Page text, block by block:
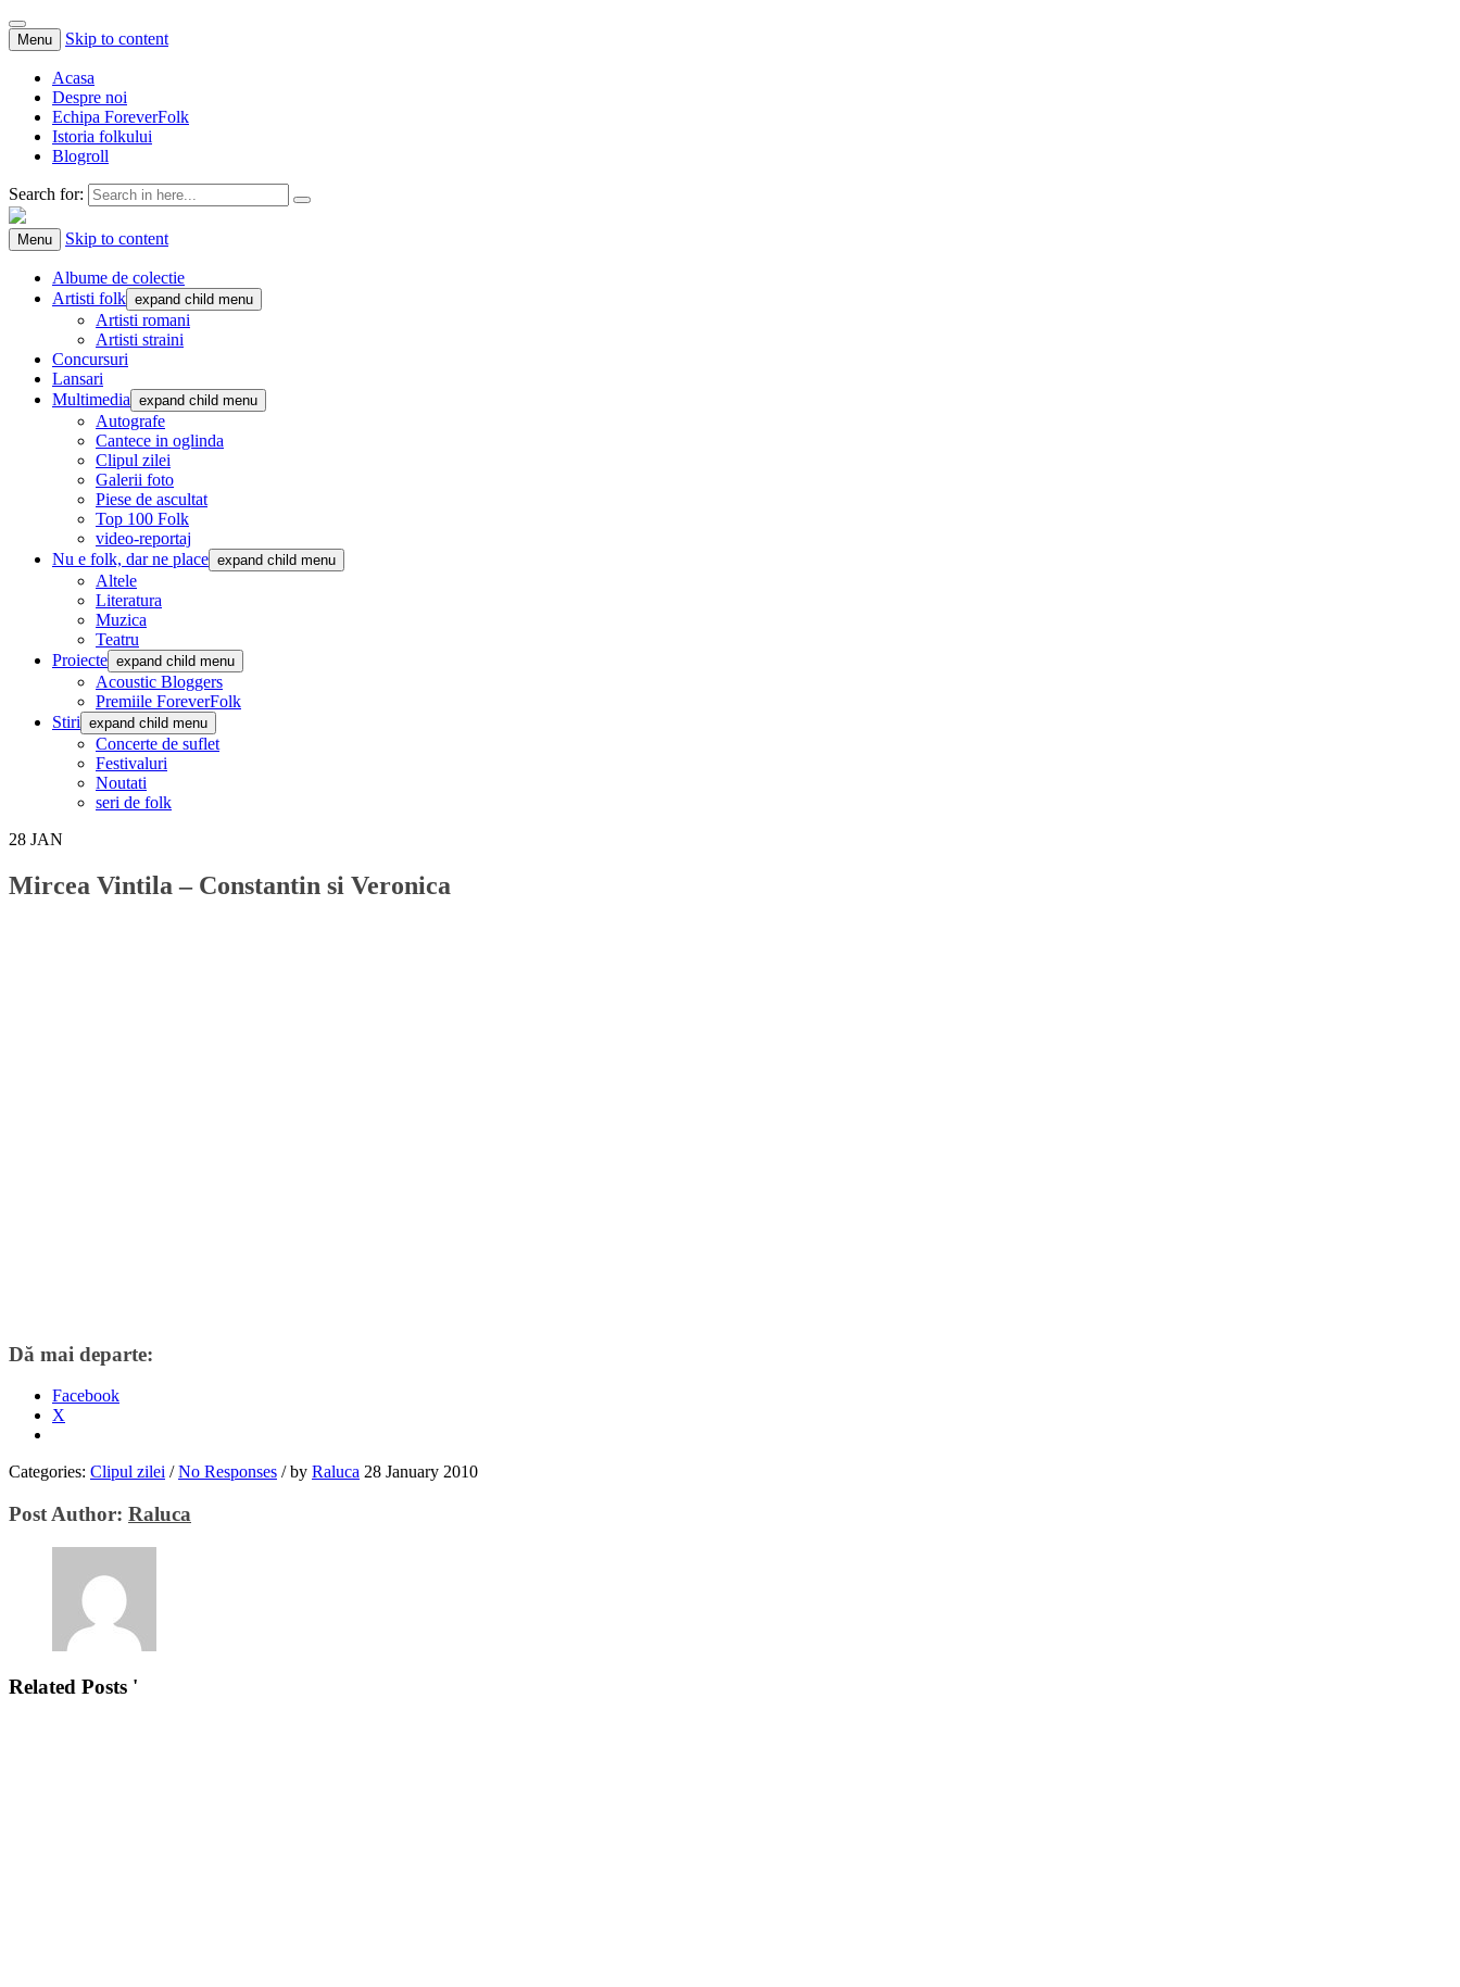
Menu Skip to content
Acasa
Despre noi
Echipa ForeverFolk
Istoria folkului
Blogroll
Search for:
ForeverFolk
Muzica sufletului tau
Menu Skip to content
Albume de colectie
Artisti folk expand child menu
Artisti romani
Artisti straini
Concursuri
Lansari
Multimedia expand child menu
Autografe
Cantece in oglinda
Clipul zilei
Galerii foto
Piese de ascultat
Top 100 Folk
video-reportaj
Nu e folk, dar ne place expand child menu
Altele
Literatura
Muzica
Teatru
Proiecte expand child menu
Acoustic Bloggers
Premiile ForeverFolk
Stiri expand child menu
Concerte de suflet
Festivaluri
Noutati
seri de folk
28 JAN
Mircea Vintila – Constantin si Veronica
Dă mai departe:
Facebook
X
Categories: Clipul zilei / No Responses /by Raluca 28 January 2010
Post Author: Raluca
Related Posts '